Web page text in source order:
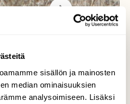
sisällön ja mainosten
median ominaisuuksien
analysoimiseen. Lisäksi
naurulokkiparvea, kun
mustan linnun. Aloin